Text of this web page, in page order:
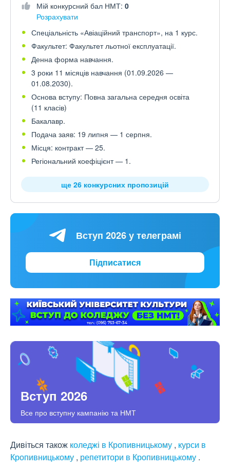
Мій конкурсний бал НМТ: 0
Розрахувати
Спеціальність «Авіаційний транспорт», на 1 курс.
Факультет: Факультет льотної експлуатації.
Денна форма навчання.
3 роки 11 місяців навчання (01.09.2026 —
01.08.2030).
Основа вступу: Повна загальна середня освіта
(11 класів)
Бакалавр.
Подача заяв: 19 липня — 1 серпня.
Місця: контракт — 25.
Регіональний коефіцієнт — 1.
ще 26 конкурсних пропозицій
Вступ 2026 у телеграмі
Підписатися
Вступ 2026
Все про вступну кампанію та НМТ
Дивіться також коледжі в Кропивницькому , курси в
Кропивницькому , репетитори в Кропивницькому .